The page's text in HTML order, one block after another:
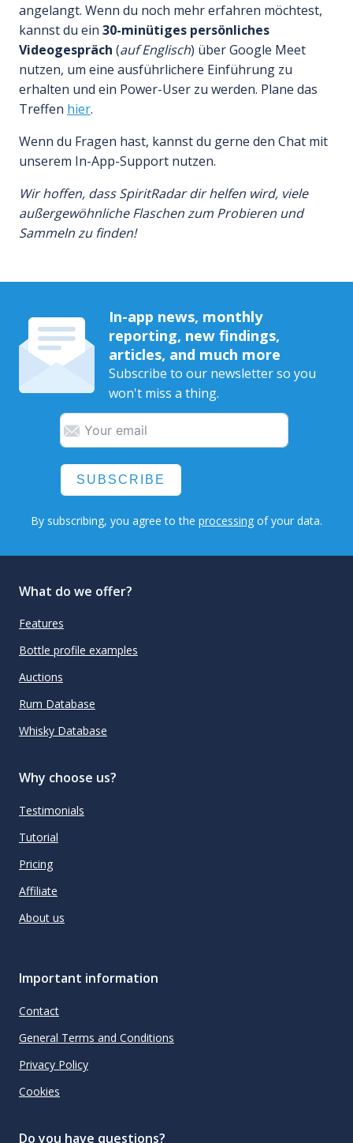
angelangt. Wenn du noch mehr erfahren möchtest,
kannst du ein 30-minütiges persönliches
Videogespräch (auf Englisch) über Google Meet
nutzen, um eine ausführlichere Einführung zu
erhalten und ein Power-User zu werden. Plane das
Treffen hier.
Wenn du Fragen hast, kannst du gerne den Chat mit
unserem In-App-Support nutzen.
Wir hoffen, dass SpiritRadar dir helfen wird, viele
außergewöhnliche Flaschen zum Probieren und
Sammeln zu finden!
In-app news, monthly
reporting, new findings,
articles, and much more
Subscribe to our newsletter so you
won't miss a thing.
SUBSCRIBE
By subscribing, you agree to the processing of your data.
What do we offer?
Features
Bottle profile examples
Auctions
Rum Database
Whisky Database
Why choose us?
Testimonials
Tutorial
Pricing
Affiliate
About us
Important information
Contact
General Terms and Conditions
Privacy Policy
Cookies
Do you have questions?